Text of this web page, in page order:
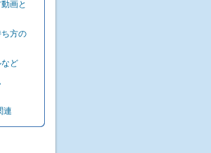
画と
方の
ど
連